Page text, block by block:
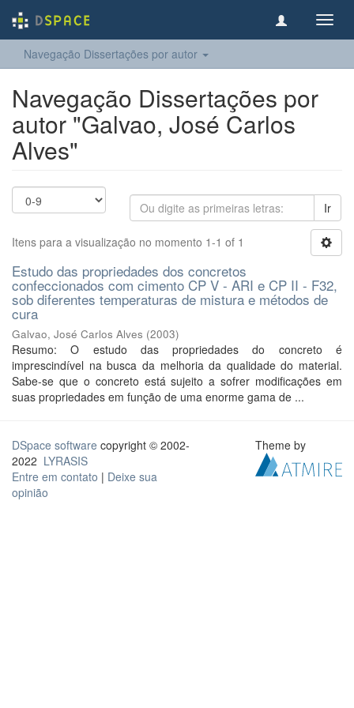
Navegação Dissertações por autor
Navegação Dissertações por
autor "Galvao, José Carlos
Alves"
Ir
Itens para a visualização no momento 1-1 of 1
Estudo das propriedades dos concretos
confeccionados com cimento CP V - ARI e CP II - F32,
sob diferentes temperaturas de mistura e métodos de
cura
Galvao, José Carlos Alves (2003)
Resumo: O estudo das propriedades do concreto é
imprescindível na busca da melhoria da qualidade do material.
Sabe-se que o concreto está sujeito a sofrer modificações em
suas propriedades em função de uma enorme gama de ...
DSpace software copyright © 2002-
2022 LYRASIS
Entre em contato | Deixe sua
opinião
Theme by